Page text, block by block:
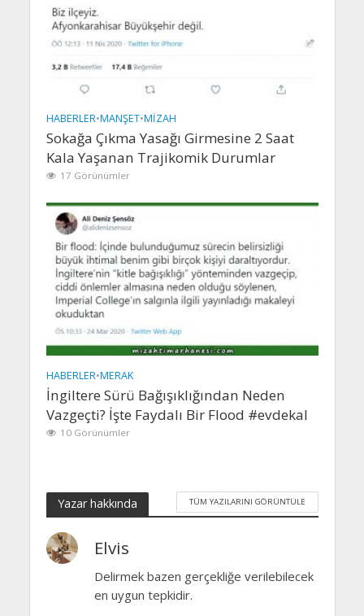
HABERLER•MANŞET•MIZAH
Sokağa Çıkma Yasağı Girmesine 2 Saat
Kala Yaşanan Trajikomik Durumlar
17 Görünümler
HABERLER•MERAK
İngiltere Sürü Bağışıklığından Neden
Vazgeçti? İşte Faydalı Bir Flood #evdekal
10 Görünümler
Yazar hakkında TÜM YAZILARINI GÖRÜNTÜLE
Elvis
Delirmek bazen gerçekliğe verilebilecek
en uygun tepkidir.